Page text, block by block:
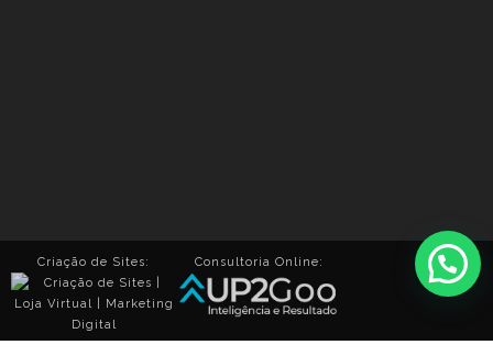
Criação de Sites: Consultoria Online: